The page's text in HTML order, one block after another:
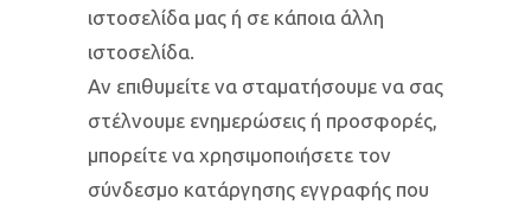
ιστοσελίδα μας ή σε κάποια άλλη
ιστοσελίδα.
Αν επιθυμείτε να σταματήσουμε να σας
στέλνουμε ενημερώσεις ή προσφορές,
μπορείτε να χρησιμοποιήσετε τον
σύνδεσμο κατάργησης εγγραφής που